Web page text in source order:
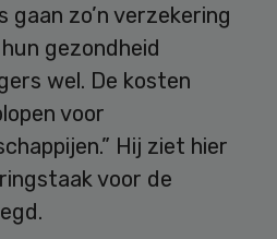
gaan zo’n verzekering
gezondheid
wel. De kosten
voor
Hij ziet hier
voor de